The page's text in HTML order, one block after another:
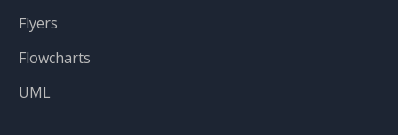
Flyers
Flowcharts
UML